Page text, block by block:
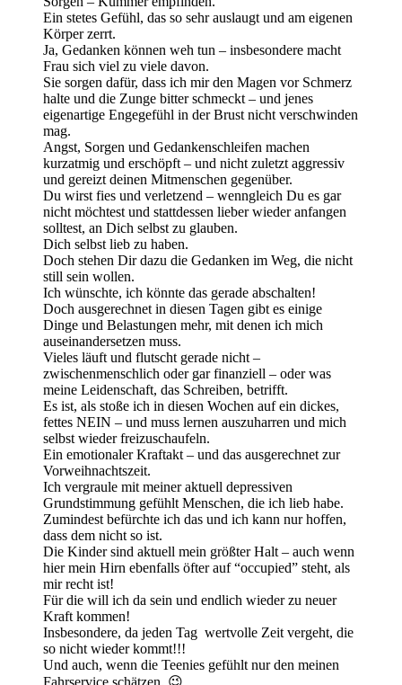
Ein stetes Gefühl, das so sehr auslaugt und am eigenen
Körper zerrt.
Ja, Gedanken können weh tun – insbesondere macht
Frau sich viel zu viele davon.
Sie sorgen dafür, dass ich mir den Magen vor Schmerz
halte und die Zunge bitter schmeckt – und jenes
eigenartige Engegefühl in der Brust nicht verschwinden
mag.
Angst, Sorgen und Gedankenschleifen machen
kurzatmig und erschöpft – und nicht zuletzt aggressiv
und gereizt deinen Mitmenschen gegenüber.
Du wirst fies und verletzend – wenngleich Du es gar
nicht möchtest und stattdessen lieber wieder anfangen
solltest, an Dich selbst zu glauben.
Dich selbst lieb zu haben.
Doch stehen Dir dazu die Gedanken im Weg, die nicht
still sein wollen.
Ich wünschte, ich könnte das gerade abschalten!
Doch ausgerechnet in diesen Tagen gibt es einige
Dinge und Belastungen mehr, mit denen ich mich
auseinandersetzen muss.
Vieles läuft und flutscht gerade nicht –
zwischenmenschlich oder gar finanziell – oder was
meine Leidenschaft, das Schreiben, betrifft.
Es ist, als stoße ich in diesen Wochen auf ein dickes,
fettes NEIN – und muss lernen auszuharren und mich
selbst wieder freizuschaufeln.
Ein emotionaler Kraftakt – und das ausgerechnet zur
Vorweihnachtszeit.
Ich vergraule mit meiner aktuell depressiven
Grundstimmung gefühlt Menschen, die ich lieb habe.
Zumindest befürchte ich das und ich kann nur hoffen,
dass dem nicht so ist.
Die Kinder sind aktuell mein größter Halt – auch wenn
hier mein Hirn ebenfalls öfter auf “occupied” steht, als
mir recht ist!
Für die will ich da sein und endlich wieder zu neuer
Kraft kommen!
Insbesondere, da jeden Tag wertvolle Zeit vergeht, die
so nicht wieder kommt!!!
Und auch, wenn die Teenies gefühlt nur den meinen
Fahrservice schätzen. 😉